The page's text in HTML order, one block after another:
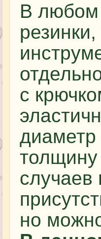
В любом
с
диаметр
случаев
но